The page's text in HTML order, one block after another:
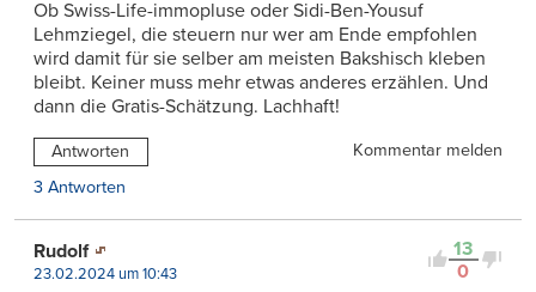
Ob Swiss-Life-immopluse oder Sidi-Ben-Yousuf
Lehmziegel, die steuern nur wer am Ende empfohlen
wird damit für sie selber am meisten Bakshisch kleben
bleibt. Keiner muss mehr etwas anderes erzählen. Und
dann die Gratis-Schätzung. Lachhaft!
Antworten
Kommentar melden
3 Antworten
13
0
Rudolf
23.02.2024 um 10:43